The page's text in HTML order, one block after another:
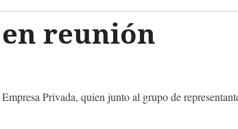
reunión
Privada, quien junto al grupo de